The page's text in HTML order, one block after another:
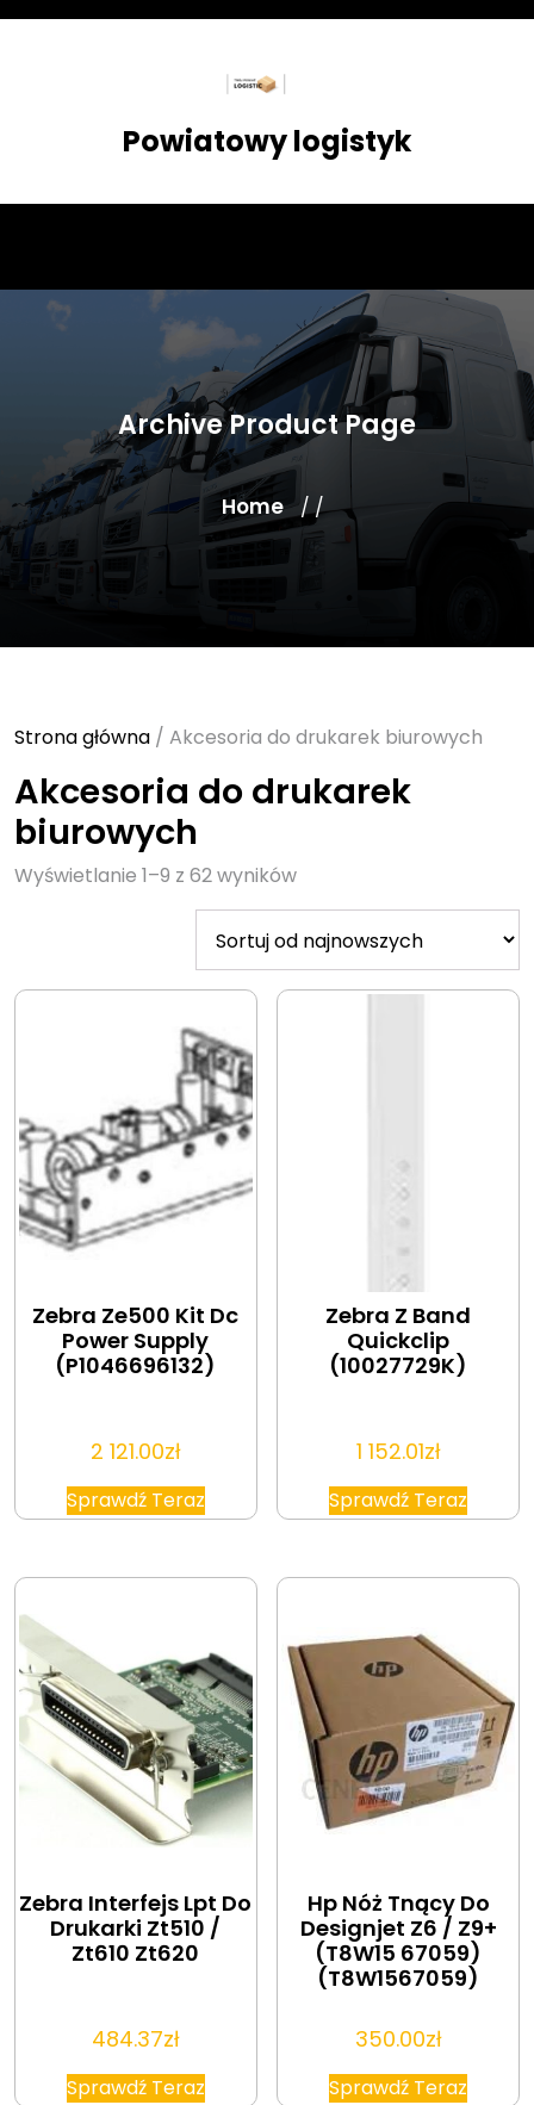
Skip
Powiatowy logistyk
Archive Product Page
Home / /
Strona główna / Akcesoria do drukarek biurowych
Akcesoria do drukarek
biurowych
Wyświetlanie 1–9 z 62 wynikówSorted
by
latest
Zebra Ze500 Kit Dc
Power Supply
(P1046696132)
2 121.00zł
Sprawdź Teraz
Zebra Z Band
Quickclip
(10027729K)
1 152.01zł
Sprawdź Teraz
Zebra Interfejs Lpt Do
Drukarki Zt510 /
Zt610 Zt620
484.37zł
Sprawdź Teraz
Hp Nóż Tnący Do
Designjet Z6 / Z9+
(T8W15 67059)
(T8W1567059)
350.00zł
Sprawdź Teraz